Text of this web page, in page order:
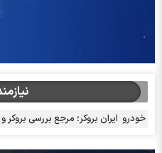
خودرو ایران بروکر؛ مرجع بررسی بروکر